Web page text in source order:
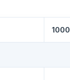
1000